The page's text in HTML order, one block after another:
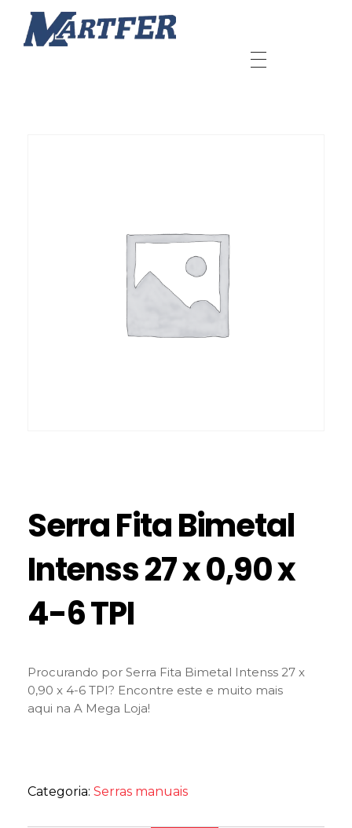
Serra Fita Bimetal
Intenss 27 x 0,90 x
4-6 TPI
Procurando por Serra Fita Bimetal Intenss 27 x
0,90 x 4-6 TPI? Encontre este e muito mais
aqui na A Mega Loja!
Categoria: Serras manuais